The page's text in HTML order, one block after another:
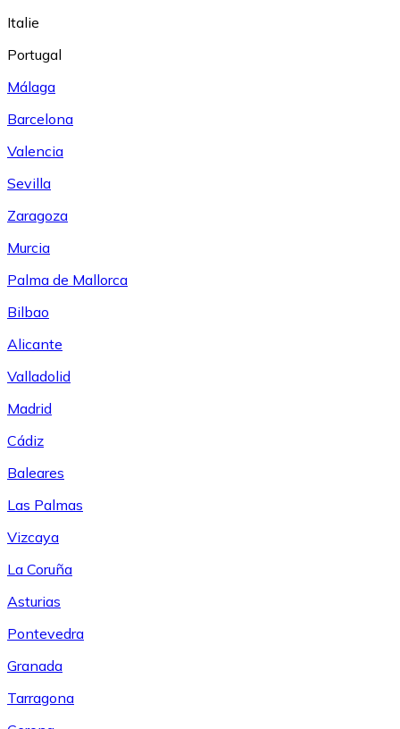
Italie
Portugal
Málaga
Barcelona
Valencia
Sevilla
Zaragoza
Murcia
Palma de Mallorca
Bilbao
Alicante
Valladolid
Madrid
Cádiz
Baleares
Las Palmas
Vizcaya
La Coruña
Asturias
Pontevedra
Granada
Tarragona